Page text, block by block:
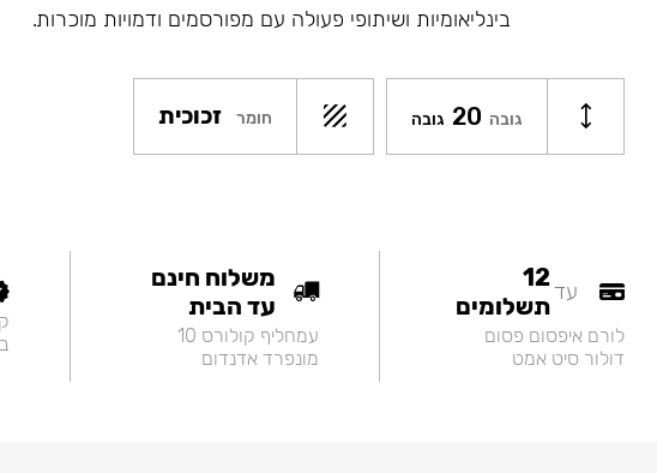
בינליאומיות ושיתופי פעולה עם מפורסמים ודמויות מוכרות.
גובה 20 גובה חומר זכוכית
עד12
תשלומים
לורם איפסום פסום
דולור סיט אמט
משלוח חינם
עד הבית
עמחליף קולורס 10
מונפרד אדנדום